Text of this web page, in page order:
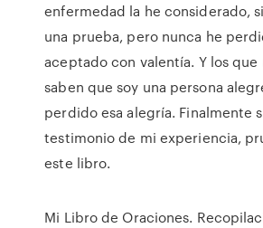
enfermedad la he considerado,
una prueba, pero nunca he
aceptado con valentía. Y los que
saben que soy una persona
perdido esa alegría. Finalmente
testimonio de mi experiencia,
este libro.
Mi Libro de Oraciones.